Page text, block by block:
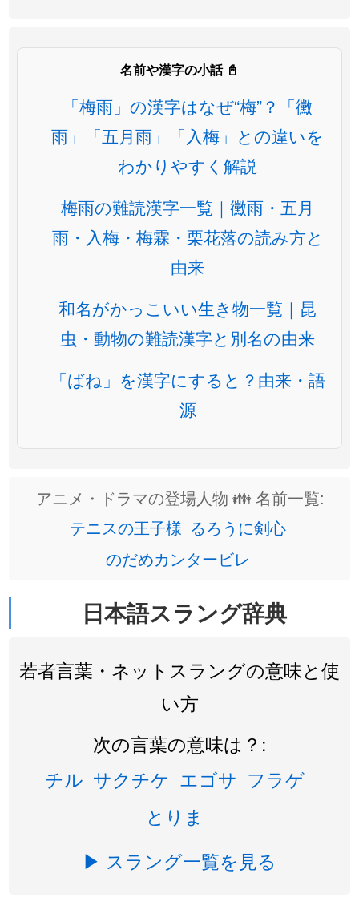
名前や漢字の小話 📓
「梅雨」の漢字はなぜ“梅”？「黴
雨」「五月雨」「入梅」との違いを
わかりやすく解説
梅雨の難読漢字一覧｜黴雨・五月
雨・入梅・梅霖・栗花落の読み方と
由来
和名がかっこいい生き物一覧｜昆
虫・動物の難読漢字と別名の由来
「ばね」を漢字にすると？由来・語
源
アニメ・ドラマの登場人物 👪 名前一覧:
テニスの王子様 るろうに剣心
のだめカンタービレ
日本語スラング辞典
若者言葉・ネットスラングの意味と使
い方
次の言葉の意味は？:
チル サクチケ エゴサ フラゲ
とりま
▶ スラング一覧を見る